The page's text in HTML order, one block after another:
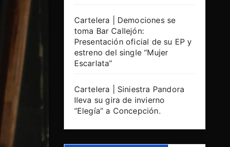
Cartelera | Demociones se
toma Bar Callejón:
Presentación oficial de su EP y
estreno del single “Mujer
Escarlata”
Cartelera | Siniestra Pandora
lleva su gira de invierno
“Elegía” a Concepción.